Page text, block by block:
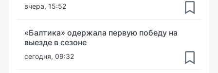
вчера, 15:52
«Балтика» одержала первую победу на
выезде в сезоне
сегодня, 09:32